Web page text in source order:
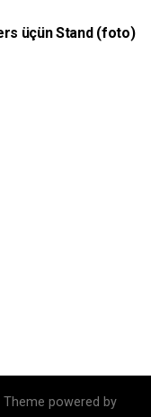
üçün Stand (foto)
powered by